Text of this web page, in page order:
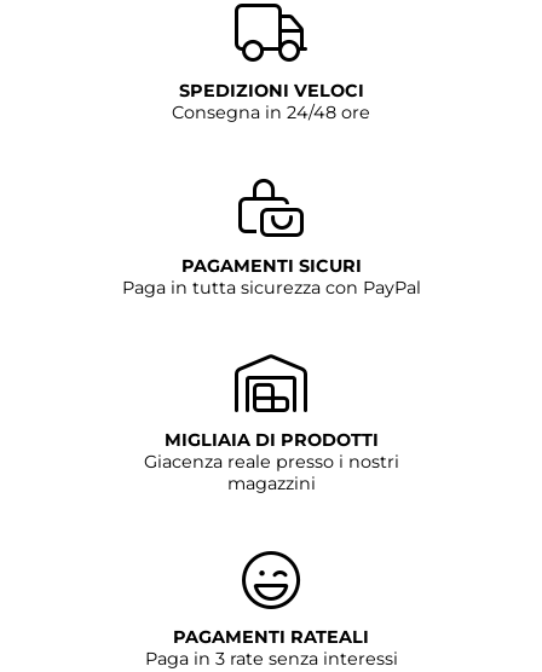
SPEDIZIONI VELOCI
Consegna in 24/48 ore
PAGAMENTI SICURI
Paga in tutta sicurezza con PayPal
MIGLIAIA DI PRODOTTI
Giacenza reale presso i nostri
magazzini
PAGAMENTI RATEALI
Paga in 3 rate senza interessi